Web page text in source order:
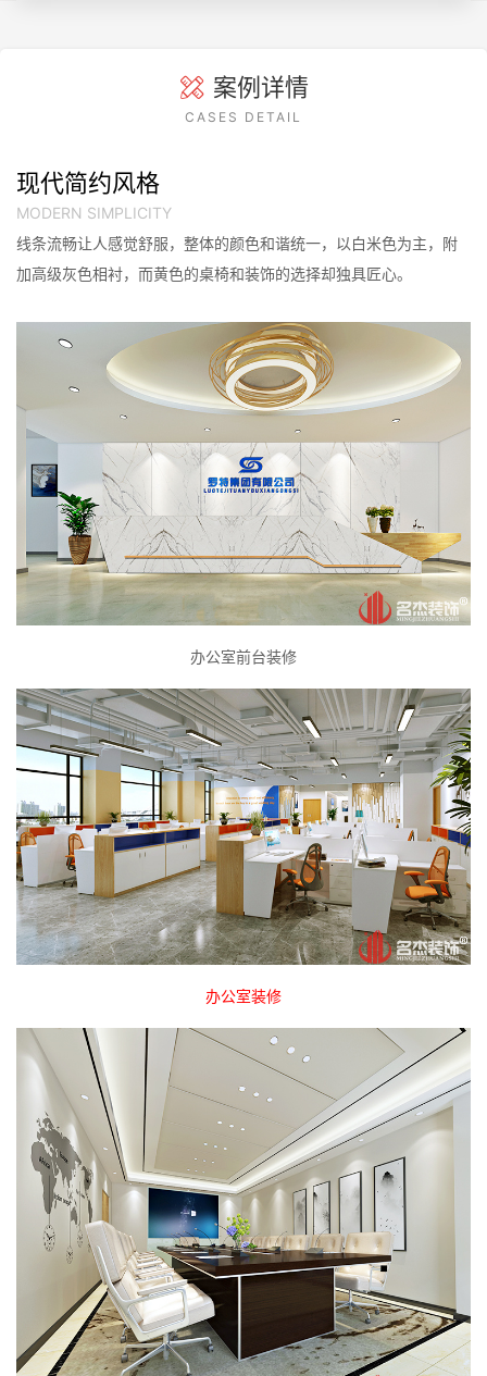
案例详情
CASES DETAIL
现代简约风格
MODERN SIMPLICITY
线条流畅让人感觉舒服，整体的颜色和谐统一，以白米色为主，附
加高级灰色相衬，而黄色的桌椅和装饰的选择却独具匠心。
办公室前台装修
办公室装修